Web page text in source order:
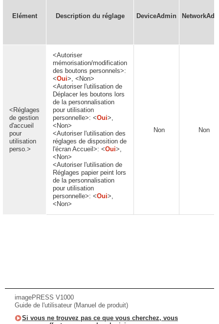
Elément Description du réglage DeviceAdmin
<Réglages
de gestion
d'accueil
pour
utilisation
perso.>
<Autoriser
mémorisation/modification
des boutons personnels>:
<Oui>, <Non>
<Autoriser l'utilisation de
Déplacer les boutons lors
de la personnalisation
pour utilisation
personnelle>: <Oui>,
<Non>
<Autoriser l'utilisation des
réglages de disposition de
l'écran Accueil>: <Oui>,
<Non>
<Autoriser l'utilisation de
Réglages papier peint lors
de la personnalisation
pour utilisation
personnelle>: <Oui>,
<Non>
Non Non
imagePRESS V1000
Guide de l'utilisateur (Manuel de produit)
Si vous ne trouvez pas ce que vous cherchez, vous